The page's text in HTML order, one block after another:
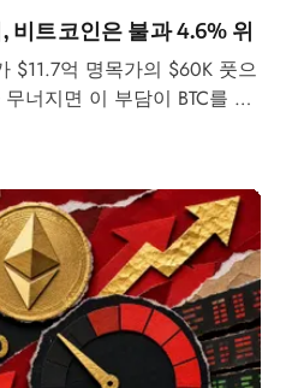
비트코인은 불과 4.6% 위
$11.7억 명목가의 $60K 풋으
너지면 이 부담이 BTC를 끌